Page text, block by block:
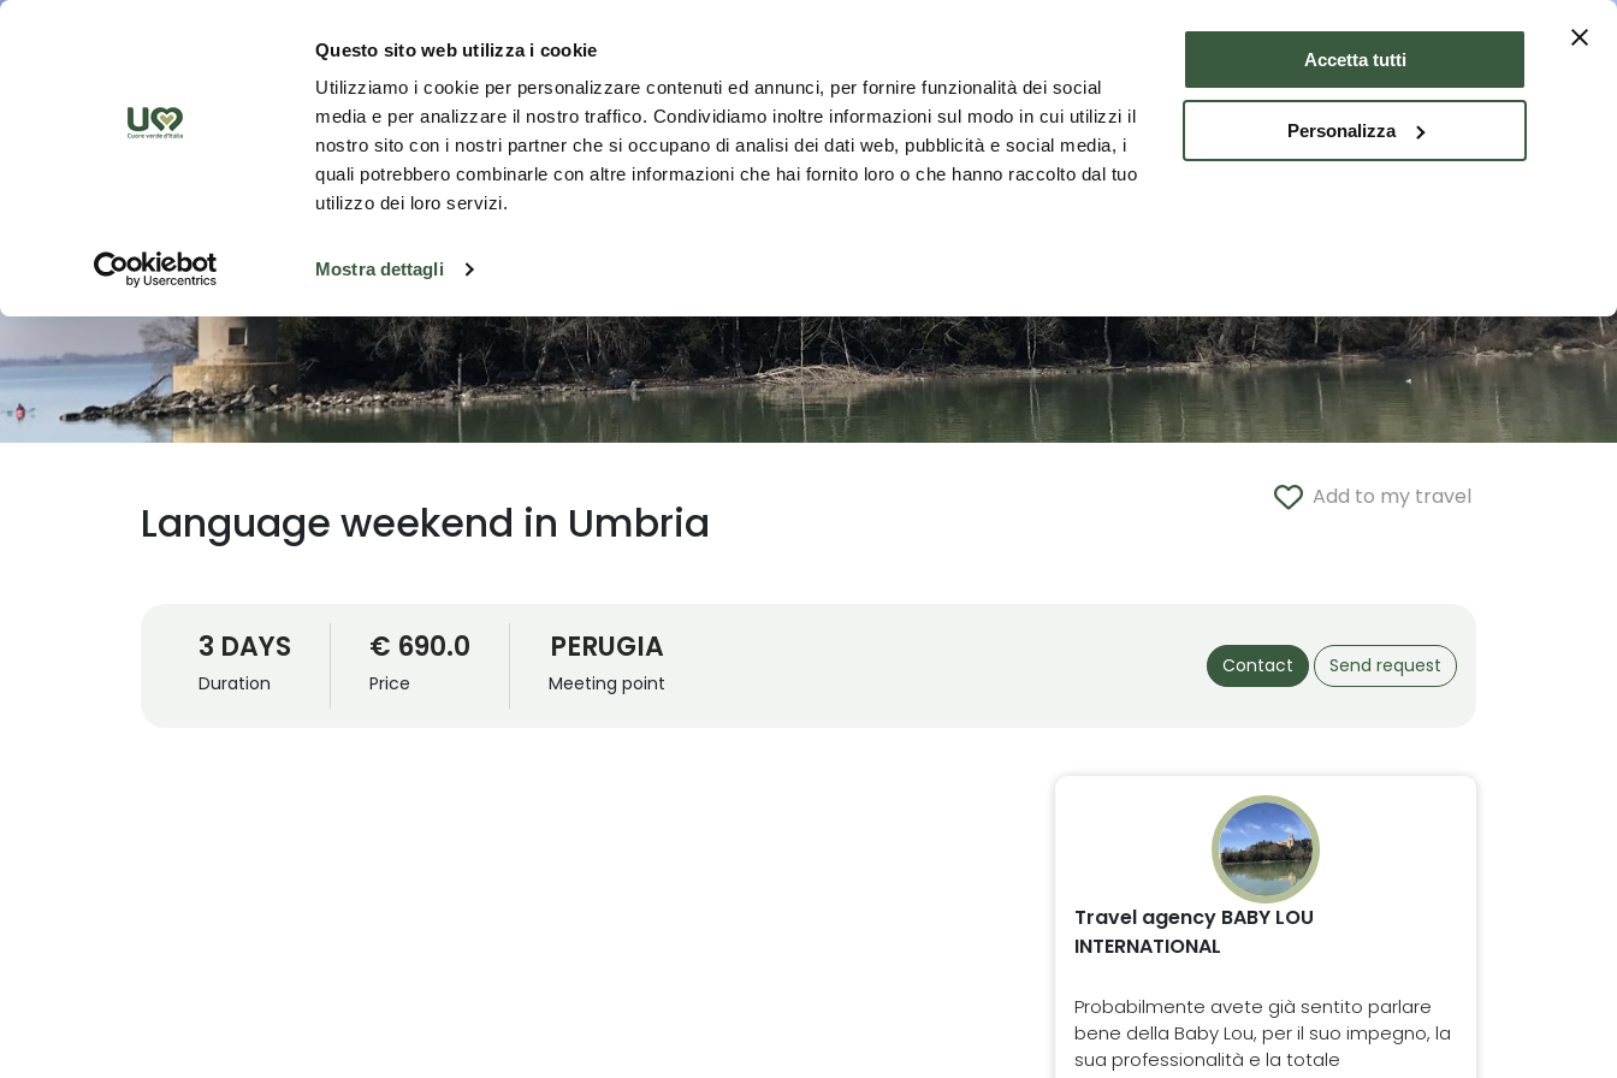
Questo sito web utilizza i cookie
Utilizziamo i cookie per personalizzare contenuti ed annunci, per fornire funzionalità dei social
media e per analizzare il nostro traffico. Condividiamo inoltre informazioni sul modo in cui utilizzi il
nostro sito con i nostri partner che si occupano di analisi dei dati web, pubblicità e social media, i
quali potrebbero combinarle con altre informazioni che hai fornito loro o che hanno raccolto dal tuo
utilizzo dei loro servizi.
Mostra dettagli
Accetta tutti
Personalizza
Discover the region
Add to my travel
Language weekend in Umbria
3 DAYS
Duration
€ 690.0
Price
PERUGIA
Meeting point
Contact Send request
Travel agency BABY LOU
INTERNATIONAL
Probabilmente avete già sentito parlare
bene della Baby Lou, per il suo impegno, la
sua professionalità e la totale